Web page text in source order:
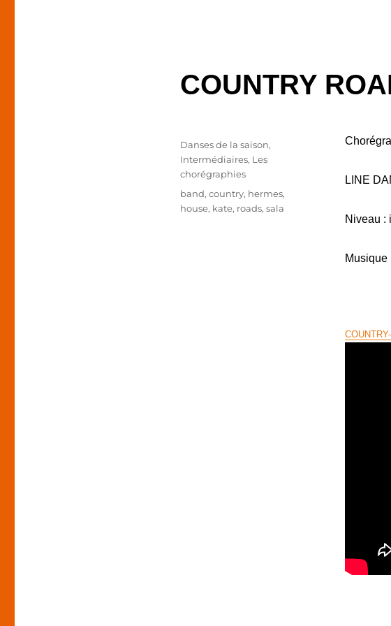
COUNTRY
LINE
Niveau :
Publié
le
Catégories
Danses de la saison,
Intermédiaires, Les
chorégraphies
Étiquettes
band, country, hermes,
house, kate, roads, sala